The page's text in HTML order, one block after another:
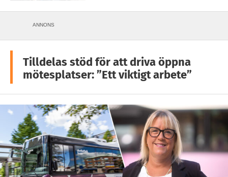
ANNONS
Tilldelas stöd för att driva öppna
mötesplatser: ”Ett viktigt arbete”